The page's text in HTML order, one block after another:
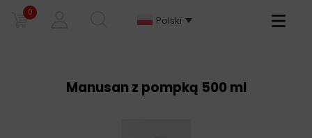
0
Polski
Primary
Manusan z pompką 500 ml